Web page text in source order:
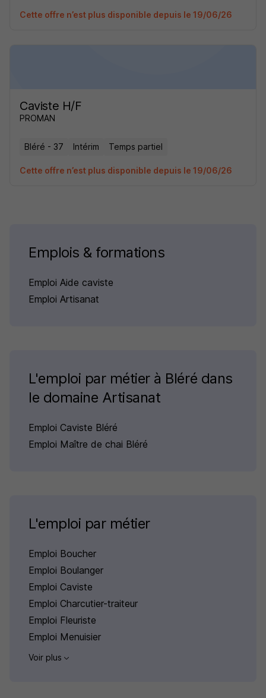
Cette offre n’est plus disponible depuis le 19/06/26
Caviste H/F
PROMAN
Bléré - 37 Intérim Temps partiel
Cette offre n’est plus disponible depuis le 19/06/26
Emplois & formations
Emploi Aide caviste
Emploi Artisanat
L'emploi par métier à Bléré dans
le domaine Artisanat
Emploi Caviste Bléré
Emploi Maître de chai Bléré
L'emploi par métier
Emploi Boucher
Emploi Boulanger
Emploi Caviste
Emploi Charcutier-traiteur
Emploi Fleuriste
Emploi Menuisier
Voir plus